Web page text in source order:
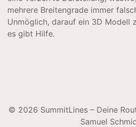
mehrere Breitengrade immer
Unmöglich, darauf ein 3D Modell
es gibt Hilfe.
© 2026 SummitLines – Deine
Samuel